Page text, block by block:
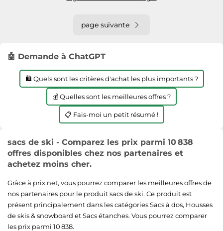
page suivante
🤖 Demande à ChatGPT
🛍️ Quels sont les critères d'achat les plus importants ?
💰 Quelles sont les meilleures offres ?
📋 Fais-moi un petit résumé !
sacs de ski - Comparez les prix parmi 10 838
offres disponibles chez nos partenaires et
achetez moins cher.
Grâce à prix.net, vous pourrez comparer les meilleures offres de
nos partenaires pour le produit sacs de ski. Ce produit est
présent principalement dans les catégoriesSacs à dos, Housses
de skis & snowboard etSacs étanches. Vous pourrez comparer
les prix parmi 10 838.